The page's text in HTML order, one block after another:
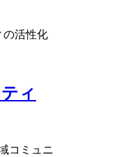
の活性化
ィ
コミュニ